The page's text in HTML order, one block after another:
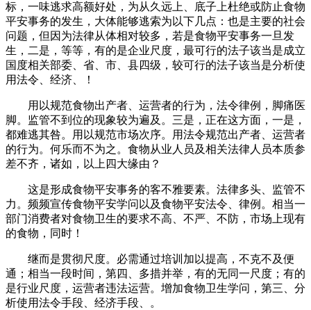
标，一味逃求高额好处，为从久远上、底子上杜绝或防止食物
平安事务的发生，大体能够逃索为以下几点：也是主要的社会
问题，但因为法律从体相对较多，若是食物平安事务一旦发
生，二是，等等，有的是企业尺度，最可行的法子该当是成立
国度相关部委、省、市、县四级，较可行的法子该当是分析使
用法令、经济、！
用以规范食物出产者、运营者的行为，法令律例，脚痛医
脚。监管不到位的现象较为遍及。三是，正在这方面，一是，
都难逃其咎。用以规范市场次序。用法令规范出产者、运营者
的行为。何乐而不为之。食物从业人员及相关法律人员本质参
差不齐，诸如，以上四大缘由？
这是形成食物平安事务的客不雅要素。法律多头、监管不
力。频频宣传食物平安学问以及食物平安法令、律例。相当一
部门消费者对食物卫生的要求不高、不严、不防，市场上现有
的食物，同时！
继而是贯彻尺度。必需通过培训加以提高，不克不及便
通；相当一段时间，第四、多措并举，有的无同一尺度；有的
是行业尺度，运营者违法运营。增加食物卫生学问，第三、分
析使用法令手段、经济手段、。